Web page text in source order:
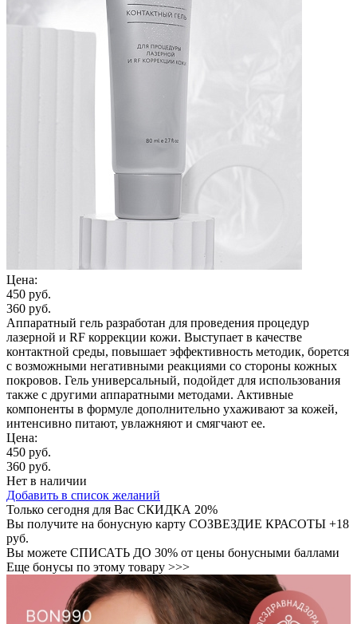
Цена:
450 руб.
360 руб.
Аппаратный гель разработан для проведения процедур
лазерной и RF коррекции кожи. Выступает в качестве
контактной среды, повышает эффективность методик, борется
с возможными негативными реакциями со стороны кожных
покровов. Гель универсальный, подойдет для использования
также с другими аппаратными методами. Активные
компоненты в формуле дополнительно ухаживают за кожей,
интенсивно питают, увлажняют и смягчают ее.
Цена:
450 руб.
360 руб.
Нет в наличии
Добавить в список желаний
Только сегодня для Вас СКИДКА 20%
Вы получите на бонусную карту СОЗВЕЗДИЕ КРАСОТЫ +18
руб.
Вы можете СПИСАТЬ ДО 30% от цены бонусными баллами
Еще бонусы по этому товару >>>